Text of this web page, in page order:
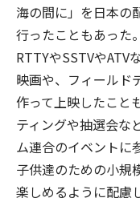
海の間に」を日本の
行ったこともあった
RTTYやSSTVやATV
映画や、フィールド
作って上映したこと
ティングや抽選会な
ム連合のイベントに
子供達のための小規
楽しめるように配慮